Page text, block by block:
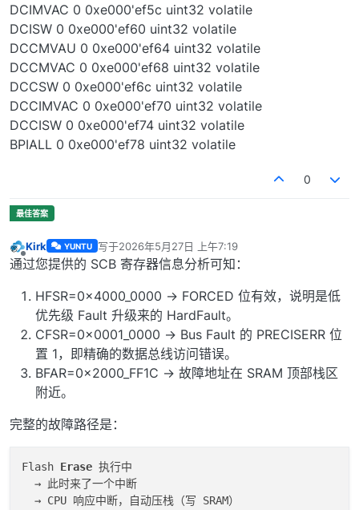
DCIMVAC 0 0xe000'ef5c uint32 volatile
DCISW 0 0xe000'ef60 uint32 volatile
DCCMVAU 0 0xe000'ef64 uint32 volatile
DCCMVAC 0 0xe000'ef68 uint32 volatile
DCCSW 0 0xe000'ef6c uint32 volatile
DCCIMVAC 0 0xe000'ef70 uint32 volatile
DCCISW 0 0xe000'ef74 uint32 volatile
BPIALL 0 0xe000'ef78 uint32 volatile
0
离线
Kirk YUNTU 写于2026年5月27日 上午7:19
最后由 编辑
通过您提供的 SCB 寄存器信息分析可知：
HFSR=0x4000_0000 → FORCED 位有效，说明是低
优先级 Fault 升级来的 HardFault。
CFSR=0x0001_0000 → Bus Fault 的 PRECISERR 位
置 1，即精确的数据总线访问错误。
BFAR=0x2000_FF1C → 故障地址在 SRAM 顶部栈区
附近。
完整的故障路径是：
Flash Erase 执行中
  → 此时来了一个中断
  → CPU 响应中断，自动压栈（写 SRAM）